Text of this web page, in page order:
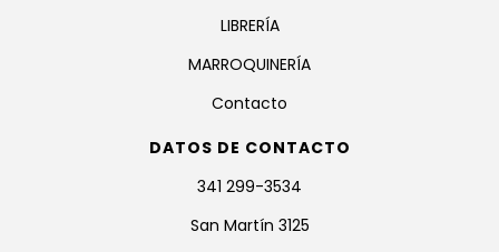
LIBRERÍA
MARROQUINERÍA
Contacto
DATOS DE CONTACTO
341 299-3534
San Martín 3125